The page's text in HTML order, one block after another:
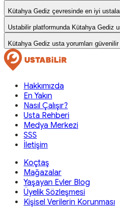
Kütahya Gediz çevresinde en iyi
Ustabilir platformunda Kütahya Gediz
Kütahya Gediz usta yorumları
Hakkımızda
En Yakın
Nasıl Çalışır?
Usta Rehberi
Medya Merkezi
SSS
İletişim
Koçtaş
Mağazalar
Yaşayan Evler Blog
Üyelik Sözleşmesi
Kişisel Verilerin Korunması